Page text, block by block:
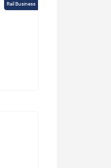
Rail Business